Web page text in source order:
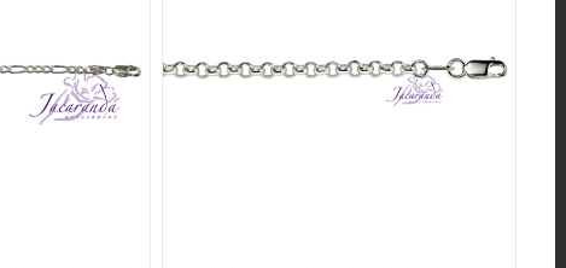
/ QUICK VIEW